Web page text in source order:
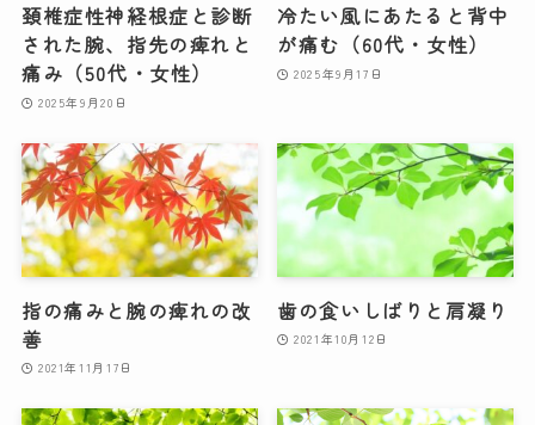
頚椎症性神経根症と診断
された腕、指先の痺れと
痛み（50代・女性）
2025年9月20日
冷たい風にあたると背中
が痛む（60代・女性）
2025年9月17日
指の痛みと腕の痺れの改
善
2021年11月17日
歯の食いしばりと肩凝り
2021年10月12日